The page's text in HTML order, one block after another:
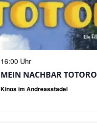
16:00 Uhr
MEIN NACHBAR TOTORO
Kinos im Andreasstadel